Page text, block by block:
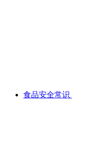
食品安全常识